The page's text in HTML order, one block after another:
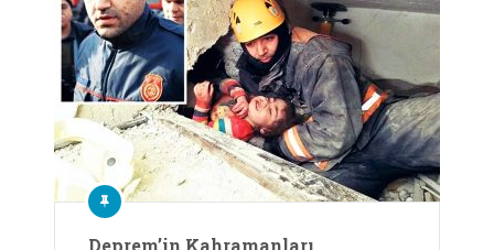
Deprem’in Kahramanları